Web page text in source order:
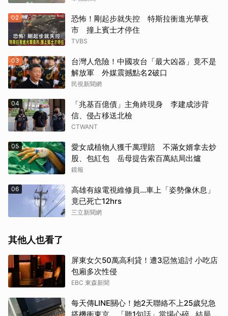
02
恐怖！剛起步就失控 特斯拉衝進光華夜
市 撞上賓士才停住
TVBS
03
台灣人危險！中國攻台「最大凶器」竟不是
解放軍 外媒震撼點名2破口
民視新聞網
04
「兆基百億債」主角終現身 李建成涉背
信、侵占移送北檢
CTWANT
05
愛女成植物人獲千萬理賠 不滿女婿拿去炒
股、包紅包 岳母提告索百萬結局出爐
鏡報
06
高雄有線電視維修員…車上「姿勢像休息」
竟已死亡12hrs
三立新聞網
其他人也看了
屏東女欠50萬高利貸！遭3惡煞追討 小吃店
包廂多次性侵
EBC 東森新聞
每天傳LINE關心！她2天聯絡不上25歲兒急